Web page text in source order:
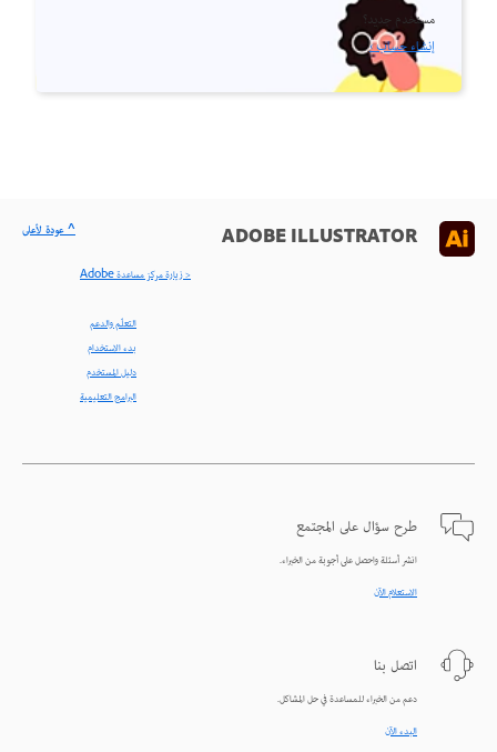
مستخدم جديد؟
إنشاء حساب ›
ADOBE ILLUSTRATOR
< زيارة مركز مساعدة Adobe
التعلّم والدعم
بدء الاستخدام
دليل المستخدم
البرامج التعليمية
طرح سؤال على المجتمع
انشر أسئلة واحصل على أجوبة من الخبراء.
الاستعلام الآن
اتصل بنا
دعم من الخبراء للمساعدة في حل المشاكل.
البدء الآن
^ عودة لأعلى